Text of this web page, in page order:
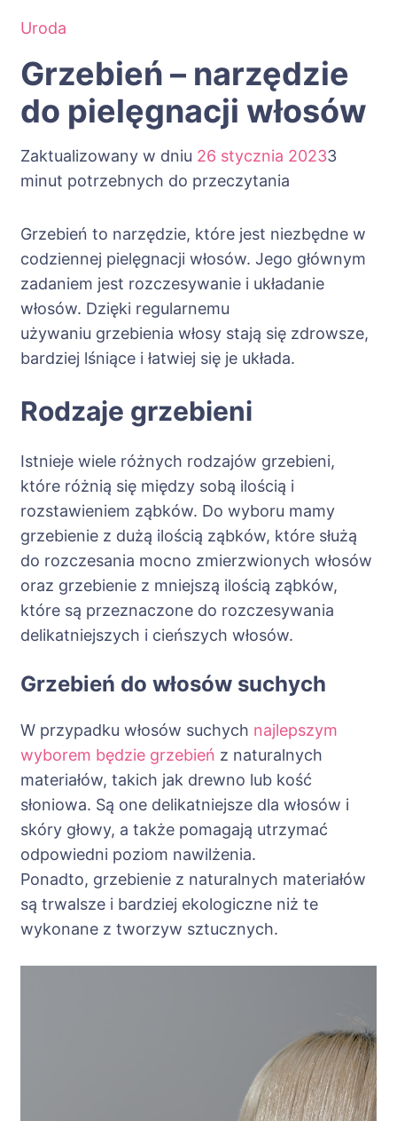
Uroda
Grzebień – narzędzie
do pielęgnacji włosów
Zaktualizowany w dniu 26 stycznia 20233
minut potrzebnych do przeczytania
Grzebień to narzędzie, które jest niezbędne w
codziennej pielęgnacji włosów. Jego głównym
zadaniem jest rozczesywanie i układanie
włosów. Dzięki regularnemu
używaniu grzebienia włosy stają się zdrowsze,
bardziej lśniące i łatwiej się je układa.
Rodzaje grzebieni
Istnieje wiele różnych rodzajów grzebieni,
które różnią się między sobą ilością i
rozstawieniem ząbków. Do wyboru mamy
grzebienie z dużą ilością ząbków, które służą
do rozczesania mocno zmierzwionych włosów
oraz grzebienie z mniejszą ilością ząbków,
które są przeznaczone do rozczesywania
delikatniejszych i cieńszych włosów.
Grzebień do włosów suchych
W przypadku włosów suchych najlepszym
wyborem będzie grzebień z naturalnych
materiałów, takich jak drewno lub kość
słoniowa. Są one delikatniejsze dla włosów i
skóry głowy, a także pomagają utrzymać
odpowiedni poziom nawilżenia.
Ponadto, grzebienie z naturalnych materiałów
są trwalsze i bardziej ekologiczne niż te
wykonane z tworzyw sztucznych.